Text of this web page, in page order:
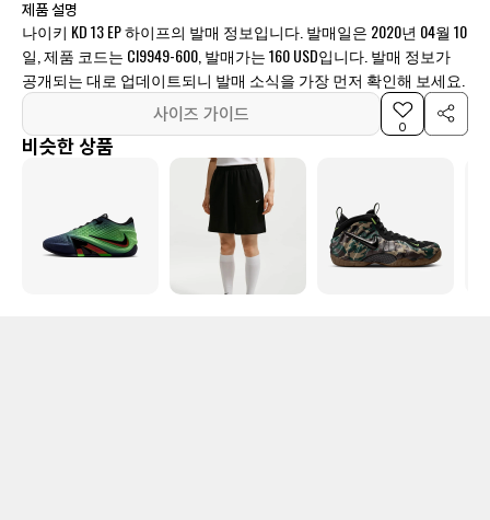
제품 설명
나이키 KD 13 EP 하이프의 발매 정보입니다. 발매일은 2020년 04월 10
일, 제품 코드는 CI9949-600, 발매가는 160 USD입니다. 발매 정보가
공개되는 대로 업데이트되니 발매 소식을 가장 먼저 확인해 보세요.
사이즈 가이드
0
비슷한 상품